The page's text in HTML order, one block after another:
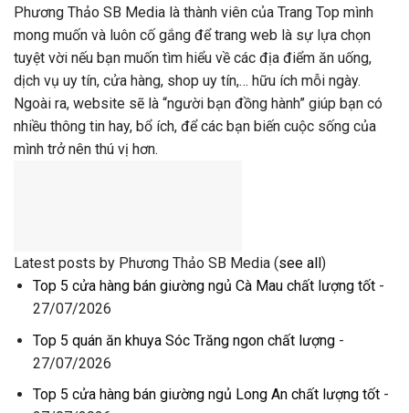
Phương Thảo SB Media là thành viên của Trang Top mình
mong muốn và luôn cố gắng để trang web là sự lựa chọn
tuyệt vời nếu bạn muốn tìm hiểu về các địa điểm ăn uống,
dịch vụ uy tín, cửa hàng, shop uy tín,… hữu ích mỗi ngày.
Ngoài ra, website sẽ là “người bạn đồng hành” giúp bạn có
nhiều thông tin hay, bổ ích, để các bạn biến cuộc sống của
mình trở nên thú vị hơn.
Latest posts by Phương Thảo SB Media (see all )
Top 5 cửa hàng bán giường ngủ Cà Mau chất lượng tốt-
27/07/2026
Top 5 quán ăn khuya Sóc Trăng ngon chất lượng-
27/07/2026
Top 5 cửa hàng bán giường ngủ Long An chất lượng tốt-